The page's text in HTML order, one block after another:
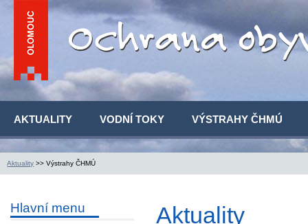
AKTUALITY VODNÍ TOKY VÝSTRAHY ČHMÚ
Aktuality >> Výstrahy ČHMÚ
Hlavní menu Aktuality